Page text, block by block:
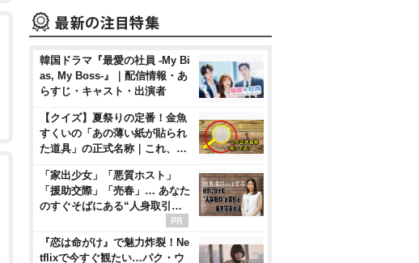
韓国ドラマ『最愛の社員 -My Bi
as, My Boss-』｜配信情報・あ
らすじ・キャスト・出演者
【クイズ】夏祭りの定番！金魚
すくいの「あの薄い紙が貼られ
た道具」の正式名称｜これ、…
「家出少女」「悪質ホスト」
「援助交際」「売春」… あなた
のすぐそばにある“人身取引…
『恋は命がけ』で魅力炸裂！Ne
tflixで今すぐ観たい…パク・ウ